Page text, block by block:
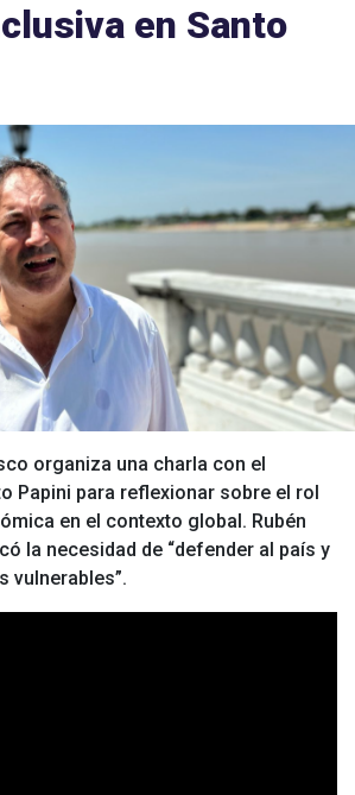
en Santo
organiza una charla con el
Papini para reflexionar sobre el rol
en el contexto global. Rubén
la necesidad de “defender al país y
vulnerables”.